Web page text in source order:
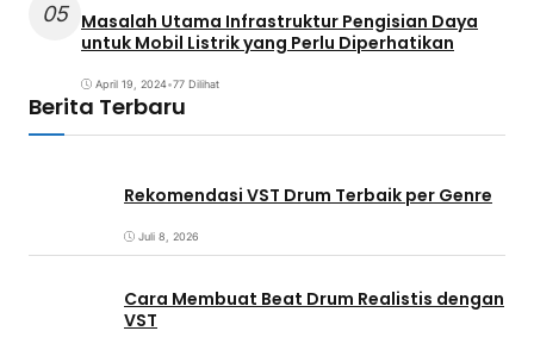
05 Masalah Utama Infrastruktur Pengisian Daya
untuk Mobil Listrik yang Perlu Diperhatikan
April 19, 2024•77 Dilihat
Berita Terbaru
Rekomendasi VST Drum Terbaik per Genre
Juli 8, 2026
Cara Membuat Beat Drum Realistis dengan
VST